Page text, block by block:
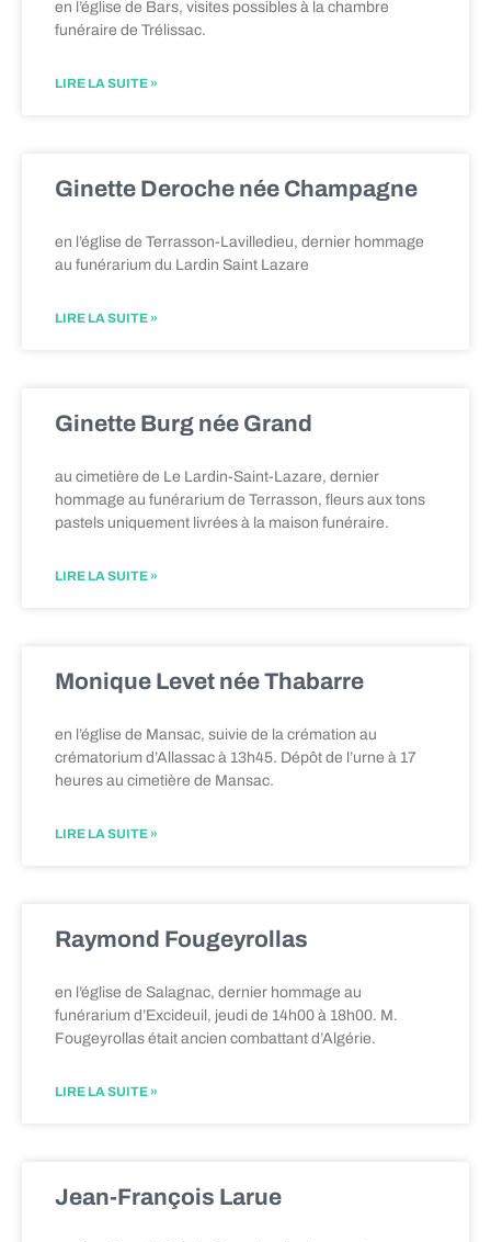
en l’église de Bars, visites possibles à la chambre
funéraire de Trélissac.
LIRE LA SUITE »
Ginette Deroche née Champagne
en l’église de Terrasson-Lavilledieu, dernier hommage
au funérarium du Lardin Saint Lazare
LIRE LA SUITE »
Ginette Burg née Grand
au cimetière de Le Lardin-Saint-Lazare, dernier
hommage au funérarium de Terrasson, fleurs aux tons
pastels uniquement livrées à la maison funéraire.
LIRE LA SUITE »
Monique Levet née Thabarre
en l’église de Mansac, suivie de la crémation au
crématorium d’Allassac à 13h45. Dépôt de l’urne à 17
heures au cimetière de Mansac.
LIRE LA SUITE »
Raymond Fougeyrollas
en l’église de Salagnac, dernier hommage au
funérarium d’Excideuil, jeudi de 14h00 à 18h00. M.
Fougeyrollas était ancien combattant d’Algérie.
LIRE LA SUITE »
Jean-François Larue